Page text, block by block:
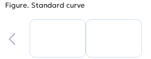
Figure. Standard curve